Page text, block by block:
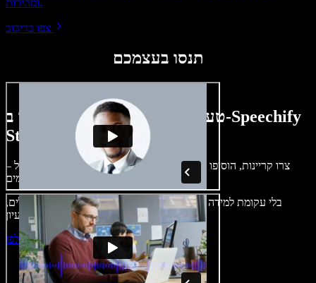
ומהירות.
צפו בדיבוב
תנסו בעצמכם
טעימה קטנה ממה שתוכלו ליצור ב-Speechify
Studio.
צרו קריינות, הוסיפו תמונות ללא זכויות, אודיו, סרטונים ושיבוט קול –
בלי עקומת למידה – הכול זמין בדפדפן. יוצרי תוכן כבר לא מוגבלים,
התחילו ליצור באולפן